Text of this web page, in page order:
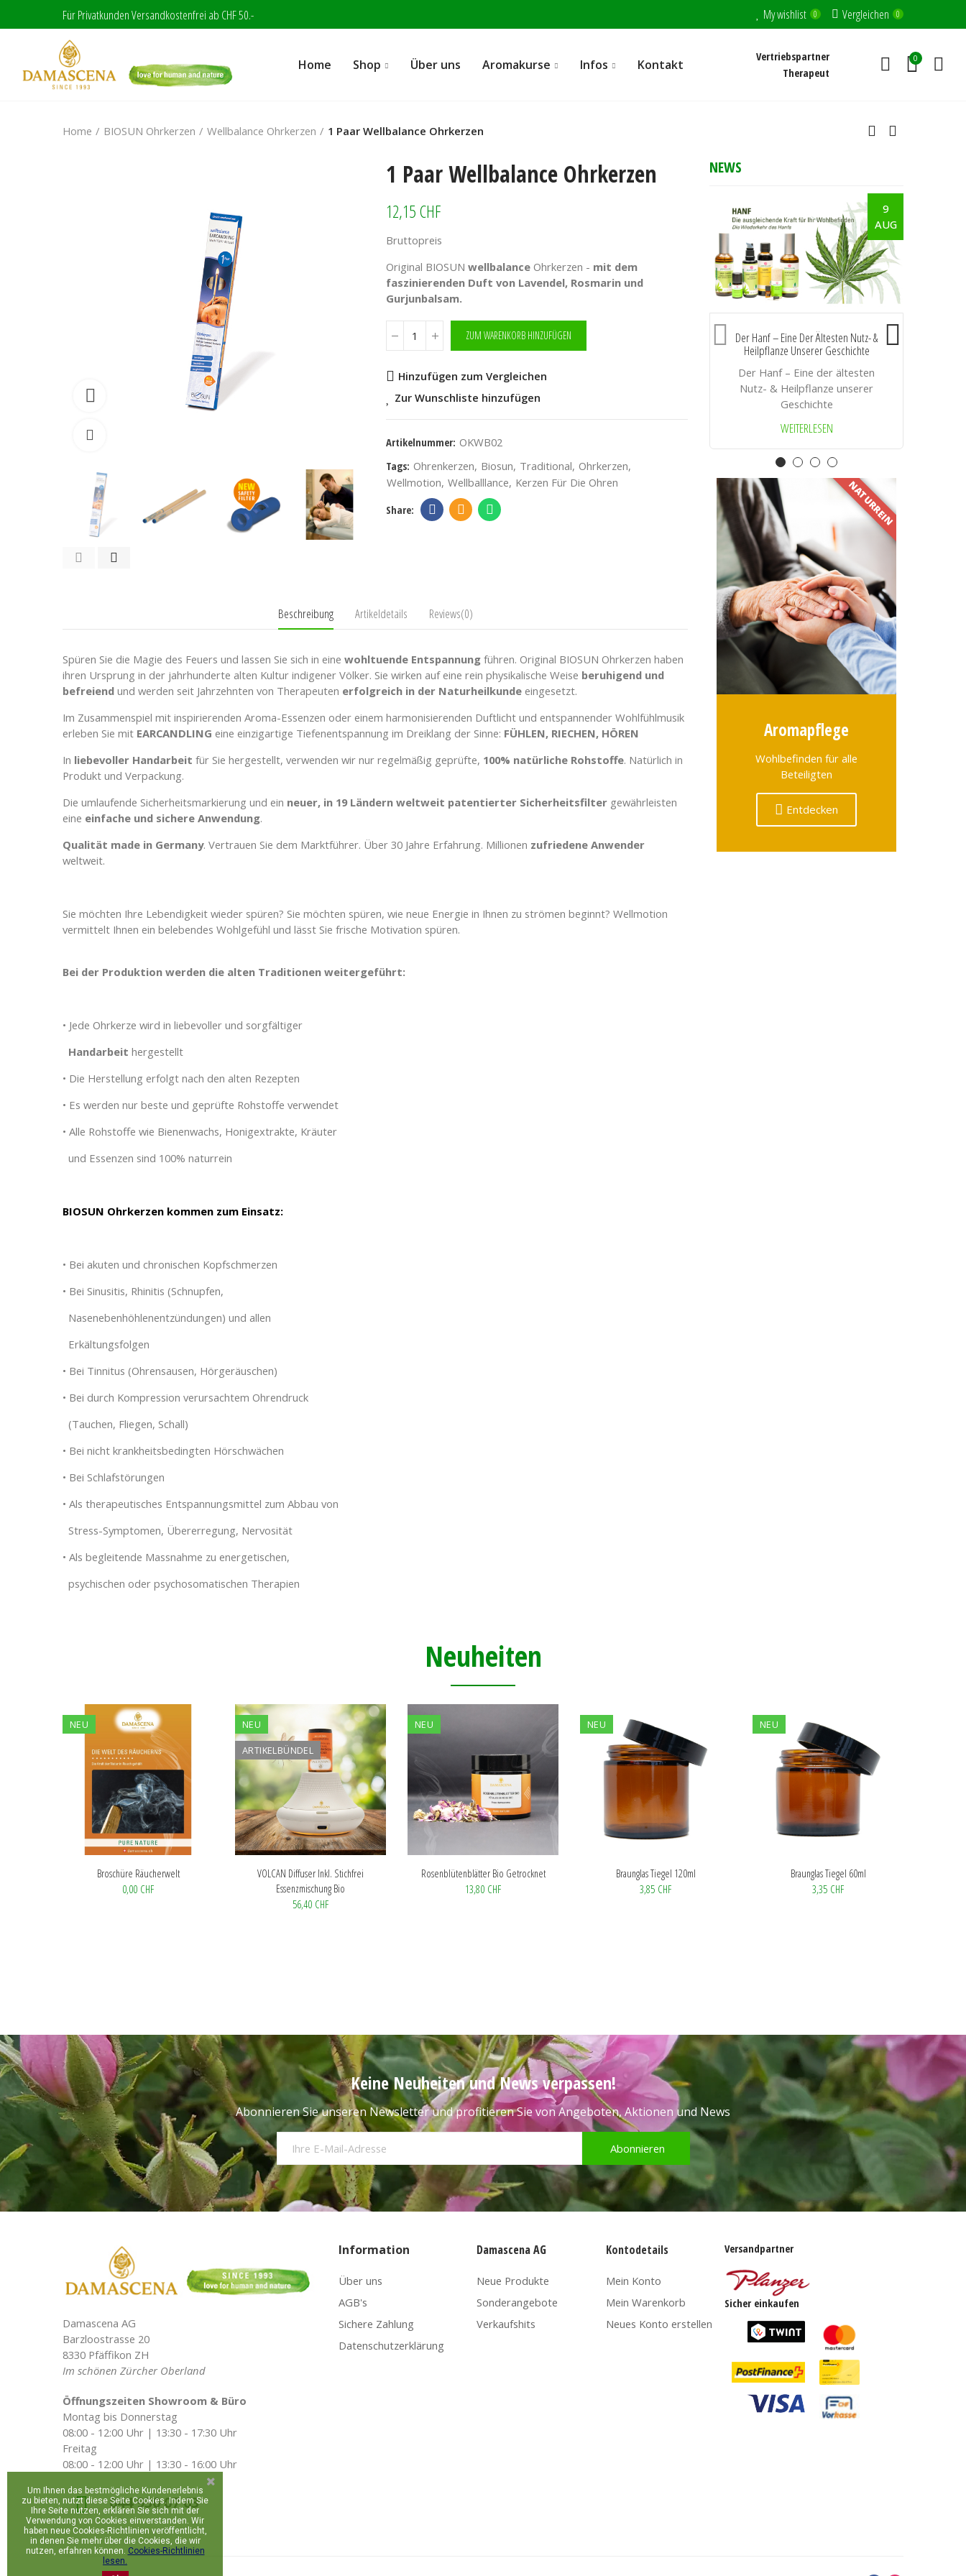
Für Privatkunden Versandkostenfrei ab CHF 50.- My wishlist 0 Vergleichen 0
Home Shop Über uns Aromakurse Infos Kontakt
Vertriebspartner
Therapeut
0
Home BIOSUN Ohrkerzen Wellbalance Ohrkerzen 1 Paar Wellbalance Ohrkerzen
1 Paar Wellbalance Ohrkerzen
12,15 CHF
Bruttopreis
Original BIOSUN wellbalance Ohrkerzen - mit dem
faszinierenden Duft von Lavendel, Rosmarin und
Gurjunbalsam.
ZUM WARENKORB HINZUFÜGEN
Hinzufügen zum Vergleichen
Zur Wunschliste hinzufügen
Artikelnummer: OKWB02
Tags: Ohrenkerzen Biosun Traditional Ohrkerzen
Wellmotion Wellballlance Kerzen Für Die Ohren
Beschreibung Artikeldetails Reviews(0)
Spüren Sie die Magie des Feuers und lassen Sie sich in eine wohltuende Entspannung führen. Original BIOSUN Ohrkerzen haben
ihren Ursprung in der jahrhunderte alten Kultur indigener Völker. Sie wirken auf eine rein physikalische Weise beruhigend und
befreiend und werden seit Jahrzehnten von Therapeuten erfolgreich in der Naturheilkunde eingesetzt.
Im Zusammenspiel mit inspirierenden Aroma-Essenzen oder einem harmonisierenden Duftlicht und entspannender Wohlfühlmusik
erleben Sie mit EARCANDLING eine einzigartige Tiefenentspannung im Dreiklang der Sinne: FÜHLEN, RIECHEN, HÖREN
In liebevoller Handarbeit für Sie hergestellt, verwenden wir nur regelmäßig geprüfte, 100% natürliche Rohstoffe. Natürlich in
Produkt und Verpackung.
Die umlaufende Sicherheitsmarkierung und ein neuer, in 19 Ländern weltweit patentierter Sicherheitsfilter gewährleisten
eine einfache und sichere Anwendung.
Qualität made in Germany. Vertrauen Sie dem Marktführer. Über 30 Jahre Erfahrung. Millionen zufriedene Anwender
weltweit.
Sie möchten Ihre Lebendigkeit wieder spüren? Sie möchten spüren, wie neue Energie in Ihnen zu strömen beginnt? Wellmotion
vermittelt Ihnen ein belebendes Wohlgefühl und lässt Sie frische Motivation spüren.
Bei der Produktion werden die alten Traditionen weitergeführt:
• Jede Ohrkerze wird in liebevoller und sorgfältiger
Handarbeit hergestellt
• Die Herstellung erfolgt nach den alten Rezepten
• Es werden nur beste und geprüfte Rohstoffe verwendet
• Alle Rohstoffe wie Bienenwachs, Honigextrakte, Kräuter
und Essenzen sind 100% naturrein
BIOSUN Ohrkerzen kommen zum Einsatz:
• Bei akuten und chronischen Kopfschmerzen
• Bei Sinusitis, Rhinitis (Schnupfen,
Nasenebenhöhlenentzündungen) und allen
Erkältungsfolgen
• Bei Tinnitus (Ohrensausen, Hörgeräuschen)
• Bei durch Kompression verursachtem Ohrendruck
(Tauchen, Fliegen, Schall)
• Bei nicht krankheitsbedingten Hörschwächen
• Bei Schlafstörungen
• Als therapeutisches Entspannungsmittel zum Abbau von
Stress-Symptomen, Übererregung, Nervosität
• Als begleitende Massnahme zu energetischen,
psychischen oder psychosomatischen Therapien
NEWS
9
AUG
Der Hanf – Eine Der Ältesten Nutz- &
Heilpflanze Unserer Geschichte
Der Hanf – Eine der ältesten
Nutz- & Heilpflanze unserer
Geschichte
WEITERLESEN
Aromapflege
Wohlbefinden für alle
Beteiligten
Entdecken
NATURREIN
Neuheiten
NEU
Broschüre Räucherwelt
0,00 CHF
NEU
ARTIKELBÜNDEL
VOLCAN Diffuser Inkl. Stichfrei
Essenzmischung Bio
56,40 CHF
NEU
Rosenblütenblätter Bio Getrocknet
13,80 CHF
NEU
Braunglas Tiegel 120ml
3,85 CHF
NEU
Braunglas Tiegel 60ml
3,35 CHF
Keine Neuheiten und News verpassen!
Abonnieren Sie unseren Newsletter und profitieren Sie von Angeboten, Aktionen und News
Abonnieren
Damascena AG
Barzloostrasse 20
8330 Pfäffikon ZH
Im schönen Zürcher Oberland
Öffnungszeiten Showroom & Büro
Montag bis Donnerstag
08:00 - 12:00 Uhr | 13:30 - 17:30 Uhr
Freitag
08:00 - 12:00 Uhr | 13:30 - 16:00 Uhr
044 930 07 63
Information
Über uns
AGB's
Sichere Zahlung
Datenschutzerklärung
Damascena AG
Neue Produkte
Sonderangebote
Verkaufshits
Kontodetails
Mein Konto
Mein Warenkorb
Neues Konto erstellen
Versandpartner
Sicher einkaufen
Um Ihnen das bestmögliche Kundenerlebnis
zu bieten, nutzt diese Seite Cookies. Indem Sie
Ihre Seite nutzen, erklären Sie sich mit der
Verwendung von Cookies einverstanden. Wir
haben neue Cookies-Richtlinien veröffentlicht,
in denen Sie mehr über die Cookies, die wir
nutzen, erfahren können. Cookies-Richtlinien
lesen.